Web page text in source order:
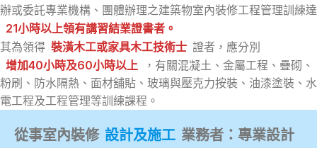
辦或委託專業機構、團體辦理之建築物室內裝修工程管理訓練達
21小時以上領有講習結業證書者。
其為領得 裝潢木工或家具木工技術士 證者，應分別
增加40小時及60小時以上
，有關混凝土、金屬工程、疊砌、
粉刷、防水隔熱、面材舖貼、玻璃與壓克力按裝、油漆塗裝、水
電工程及工程管理等訓練課程。
從事室內裝修 設計及施工 業務者：專業設計